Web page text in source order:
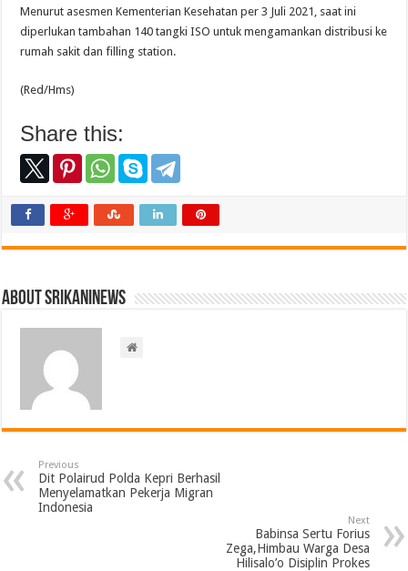
Menurut asesmen Kementerian Kesehatan per 3 Juli 2021, saat ini
diperlukan tambahan 140 tangki ISO untuk mengamankan distribusi ke
rumah sakit dan filling station.
(Red/Hms)
Share this:
About srikaninews
Previous
Dit Polairud Polda Kepri Berhasil
Menyelamatkan Pekerja Migran
Indonesia
Next
Babinsa Sertu Forius
Zega,Himbau Warga Desa
Hilisalo’o Disiplin Prokes